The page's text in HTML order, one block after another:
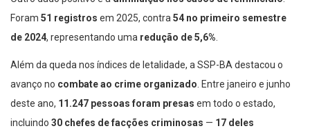
Foram 51 registros em 2025, contra54 no primeiro semestre
de 2024, representando uma redução de 5,6%.
Além da queda nos índices de letalidade, a SSP-BA destacou o
avanço no combate ao crime organizado. Entre janeiro e junho
deste ano, 11.247 pessoas foram presas em todo o estado,
incluindo 30 chefes de facções criminosas — 17 deles